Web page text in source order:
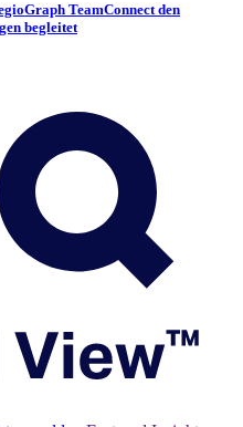
TeamConnect den
begleitet